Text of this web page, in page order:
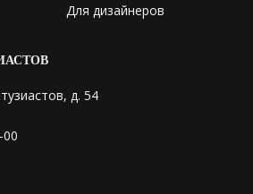
Для дизайнеров
д. 54